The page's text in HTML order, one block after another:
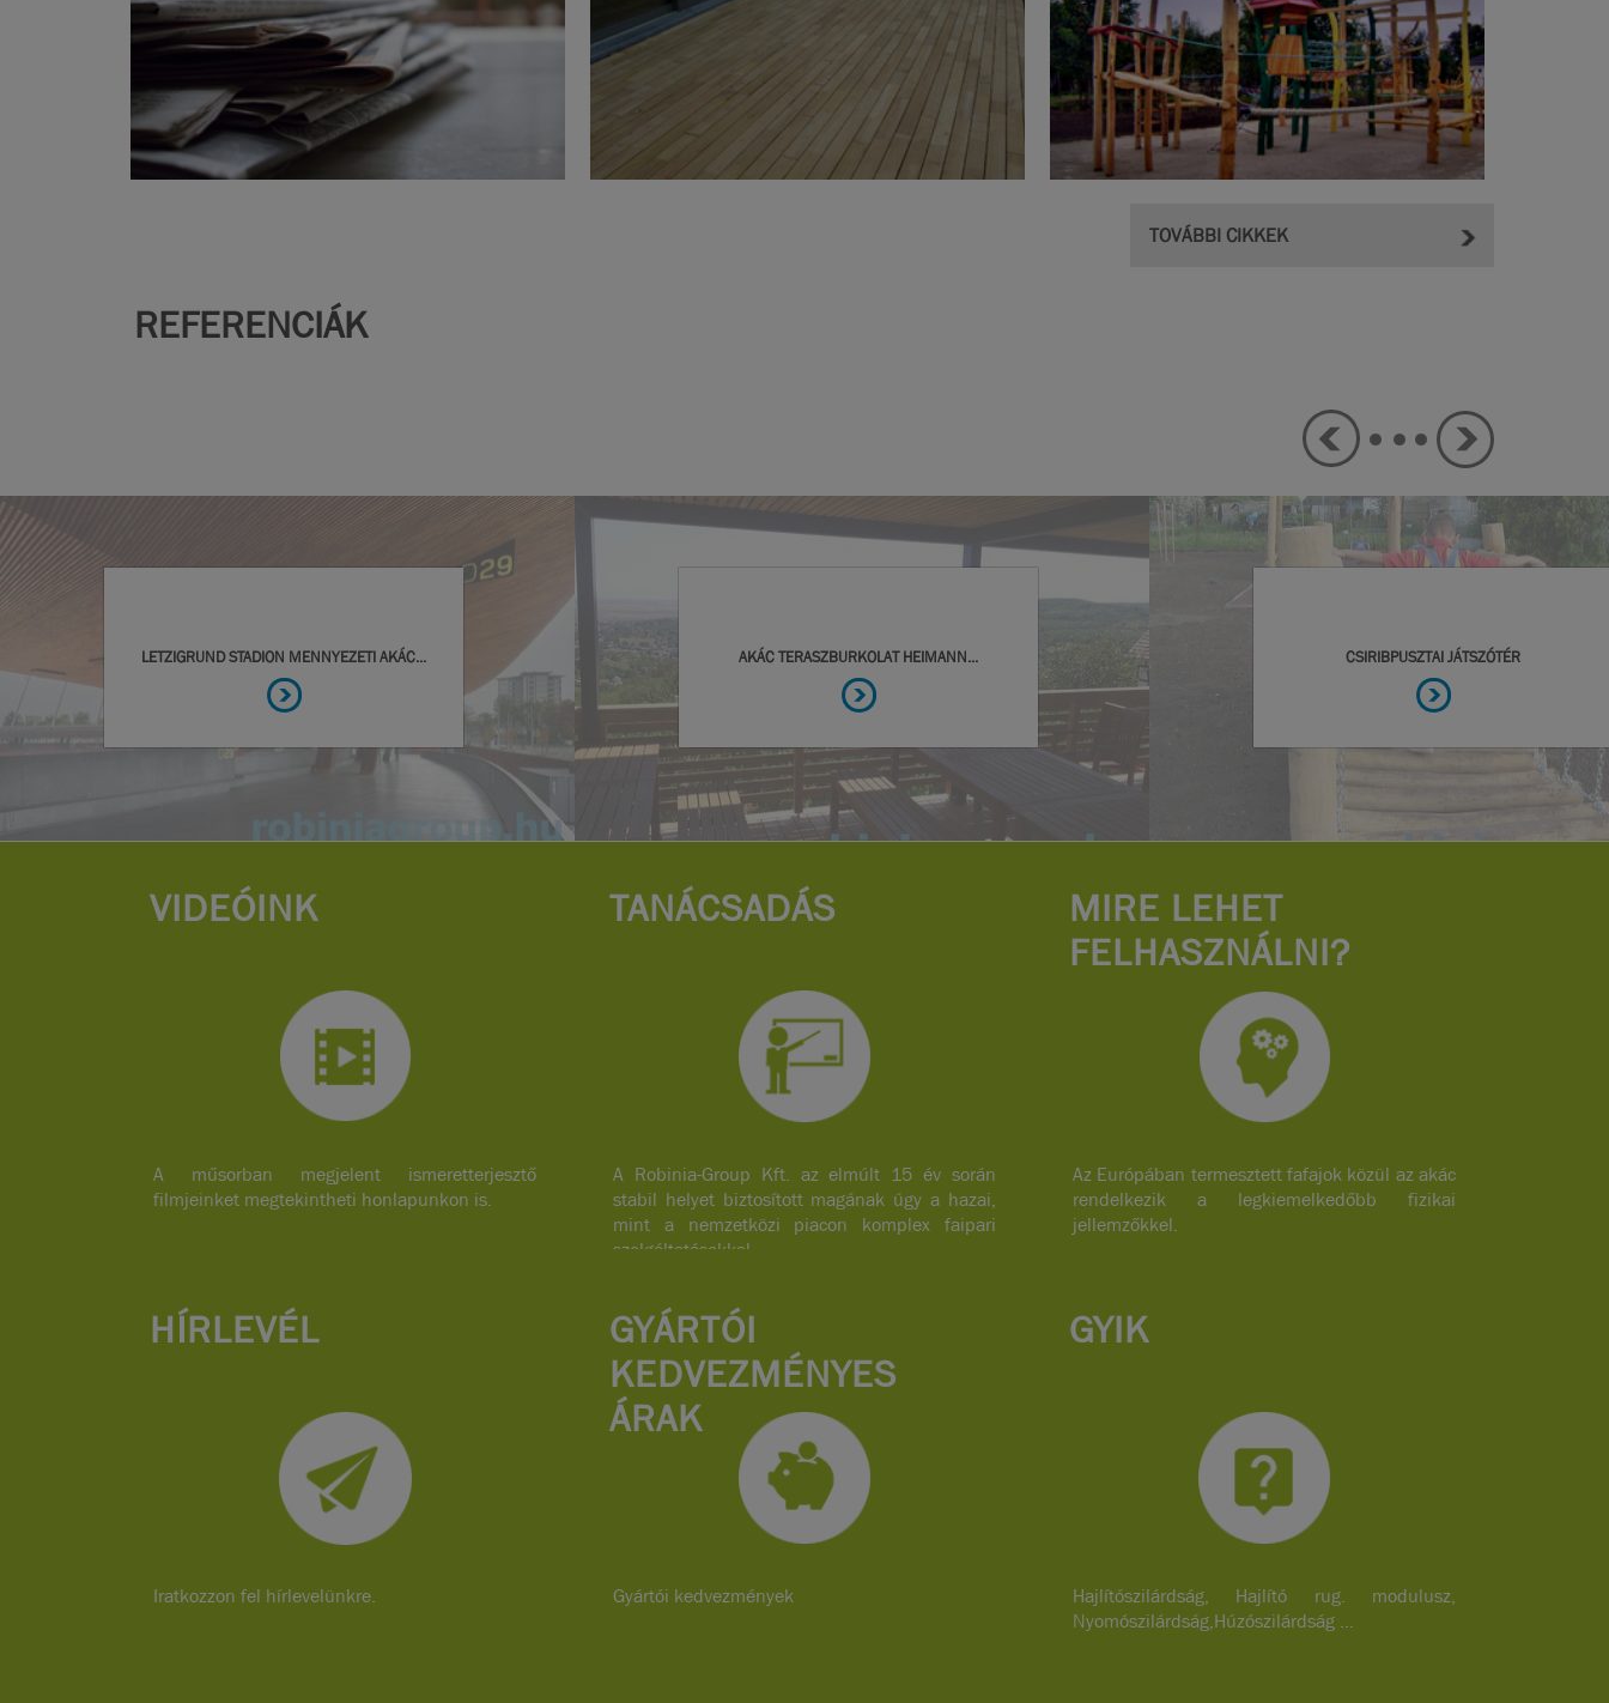
TOVÁBBI CIKKEK
REFERENCIÁK
VIDEÓINK
A műsorban megjelent ismeretterjesztő
filmjeinket megtekintheti honlapunkon is.
TANÁCSADÁS
A Robinia-Group Kft. az elmúlt 15 év során
stabil helyet biztosított magának úgy a hazai,
mint a nemzetközi piacon komplex faipari
szolgáltatásokkal.
MIRE LEHET
FELHASZNÁLNI?
Az Európában termesztett fafajok közül az akác
rendelkezik a legkiemelkedőbb fizikai
jellemzőkkel.
HÍRLEVÉL
Iratkozzon fel hírlevelünkre.
GYÁRTÓI
KEDVEZMÉNYES
ÁRAK
Gyártói kedvezmények
GYIK
Hajlítószilárdság, Hajlító rug. modulusz,
Nyomószilárdság,Húzószilárdság ...